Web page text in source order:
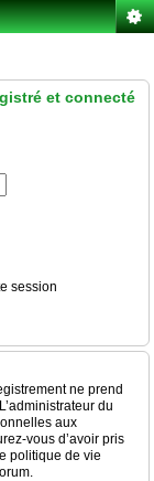
et connecté
session
ne prend
du
aux
vous d’avoir pris
politique de vie